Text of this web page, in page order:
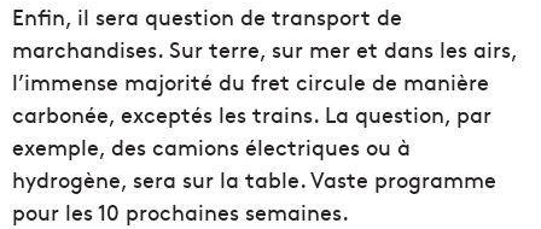
Enfin, il sera question de transport de
marchandises. Sur terre, sur mer et dans les airs,
l’immense majorité du fret circule de manière
carbonée, exceptés les trains. La question, par
exemple, des camions électriques ou à
hydrogène, sera sur la table. Vaste programme
pour les 10 prochaines semaines.